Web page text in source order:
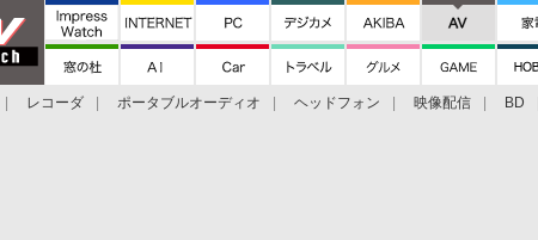
レコーダ ポータブルオーディオ ヘッドフォン 映像配信 BD